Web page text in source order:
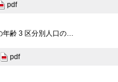
pdf
齢 3 区分別人口の…
pdf